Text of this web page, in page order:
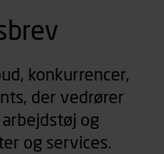
konkurrencer,
der vedrører
og
og services.